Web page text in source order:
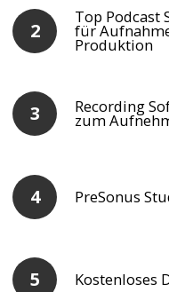
Top Podcast
für
Produktion
Recording
zum
PreSonus
Kostenloses